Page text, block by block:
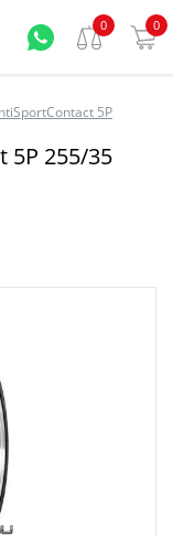
0 0
5P
5P 255/35